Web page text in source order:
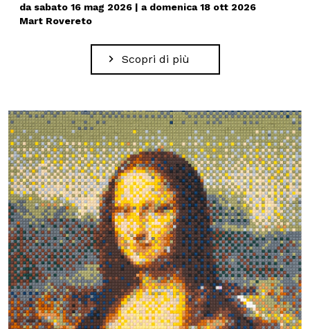
da sabato 16 mag 2026 | a domenica 18 ott 2026
Mart Rovereto
Scopri di più